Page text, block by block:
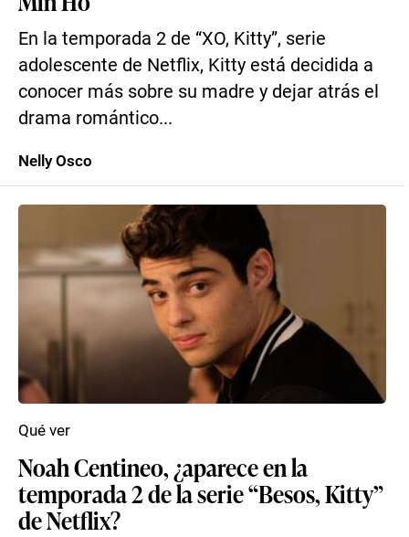
En la temporada 2 de “XO, Kitty”, serie
adolescente de Netflix, Kitty está decidida a
conocer más sobre su madre y dejar atrás el
drama romántico...
Nelly Osco
Noah Centineo, ¿aparece en la
temporada 2 de la serie “Besos, Kitty”
de Netflix?
Qué ver